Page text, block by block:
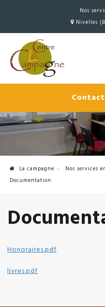
Nos
Nivelles
La campagne Nos services
Documentation
Honoraires.pdf
livres.pdf